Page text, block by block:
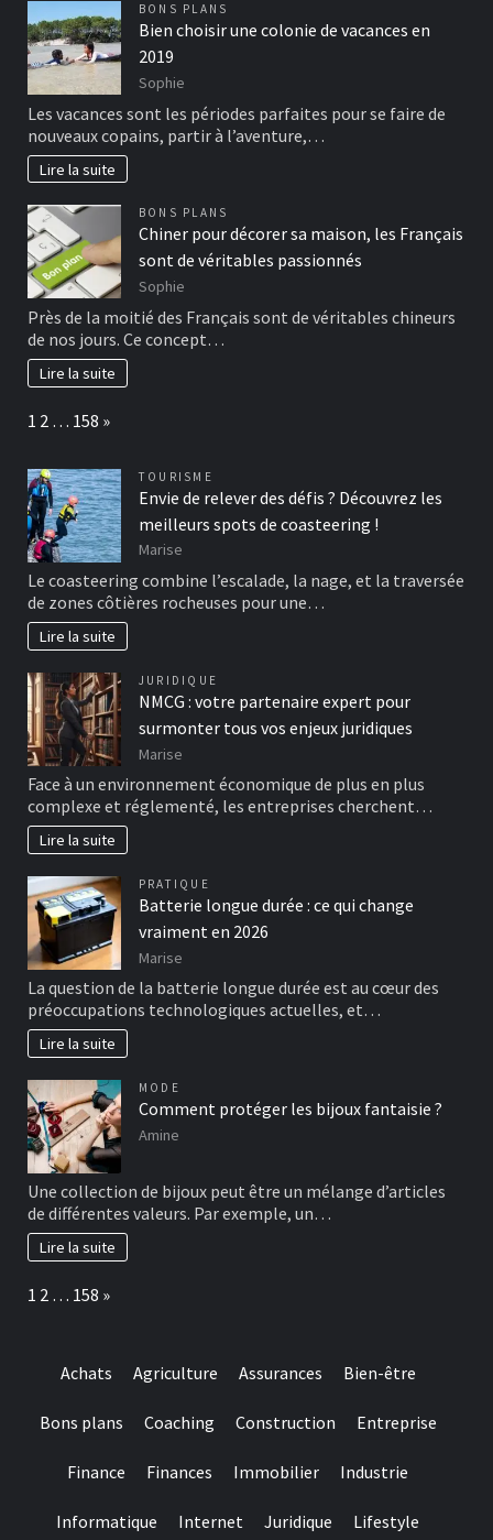
BONS PLANS
Bien choisir une colonie de vacances en
2019
Sophie
Les vacances sont les périodes parfaites pour se faire de
nouveaux copains, partir à l’aventure,…
Lire la suite
BONS PLANS
Chiner pour décorer sa maison, les Français
sont de véritables passionnés
Sophie
Près de la moitié des Français sont de véritables chineurs
de nos jours. Ce concept…
Lire la suite
Page:
1 2 … 158 Next
»
TOURISME
Envie de relever des défis ? Découvrez les
meilleurs spots de coasteering !
Marise
Le coasteering combine l’escalade, la nage, et la traversée
de zones côtières rocheuses pour une…
Lire la suite
JURIDIQUE
NMCG : votre partenaire expert pour
surmonter tous vos enjeux juridiques
Marise
Face à un environnement économique de plus en plus
complexe et réglementé, les entreprises cherchent…
Lire la suite
PRATIQUE
Batterie longue durée : ce qui change
vraiment en 2026
Marise
La question de la batterie longue durée est au cœur des
préoccupations technologiques actuelles, et…
Lire la suite
MODE
Comment protéger les bijoux fantaisie ?
Amine
Une collection de bijoux peut être un mélange d’articles
de différentes valeurs. Par exemple, un…
Lire la suite
Page:
1 2 … 158 Next
»
Achats Agriculture Assurances Bien-être
Bons plans Coaching Construction Entreprise
Finance Finances Immobilier Industrie
Informatique Internet Juridique Lifestyle